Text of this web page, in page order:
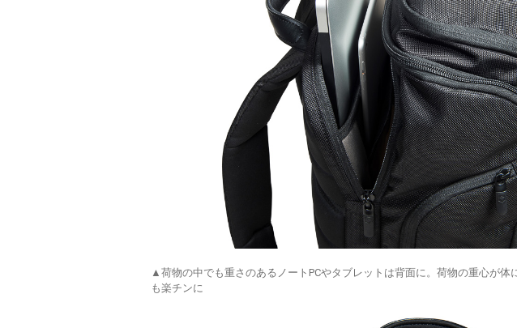
▲荷物の中でも重さのあるノートPCやタブレットは背面に。荷物の重心が体
も楽チンに